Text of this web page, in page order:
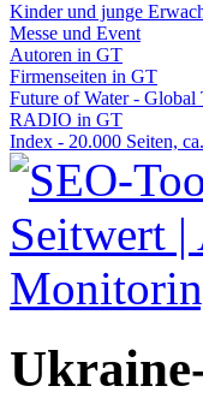
Kinder und junge
Messe und Event
Autoren in GT
Firmenseiten in GT
Future of Water - Global
RADIO in GT
Index - 20.000 Seiten,